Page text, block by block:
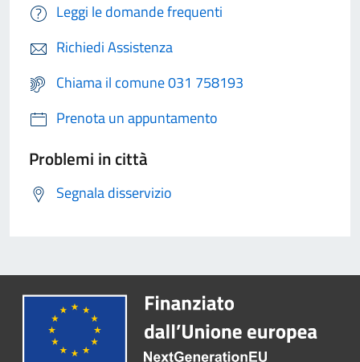
Leggi le domande frequenti
Richiedi Assistenza
Chiama il comune 031 758193
Prenota un appuntamento
Problemi in città
Segnala disservizio